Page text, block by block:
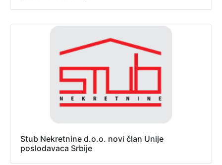
Stub Nekretnine d.o.o. novi član Unije
poslodavaca Srbije